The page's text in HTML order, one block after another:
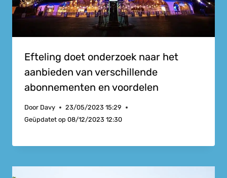
Efteling doet onderzoek naar het
aanbieden van verschillende
abonnementen en voordelen
Door Davy
23/05/2023 15:29
Geüpdatet op 08/12/2023 12:30